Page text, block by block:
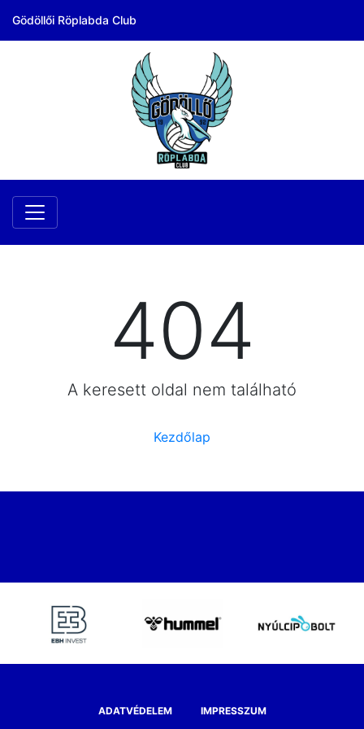
Gödöllői Röplabda Club
404
A keresett oldal nem található
Kezdőlap
ADATVÉDELEM IMPRESSZUM